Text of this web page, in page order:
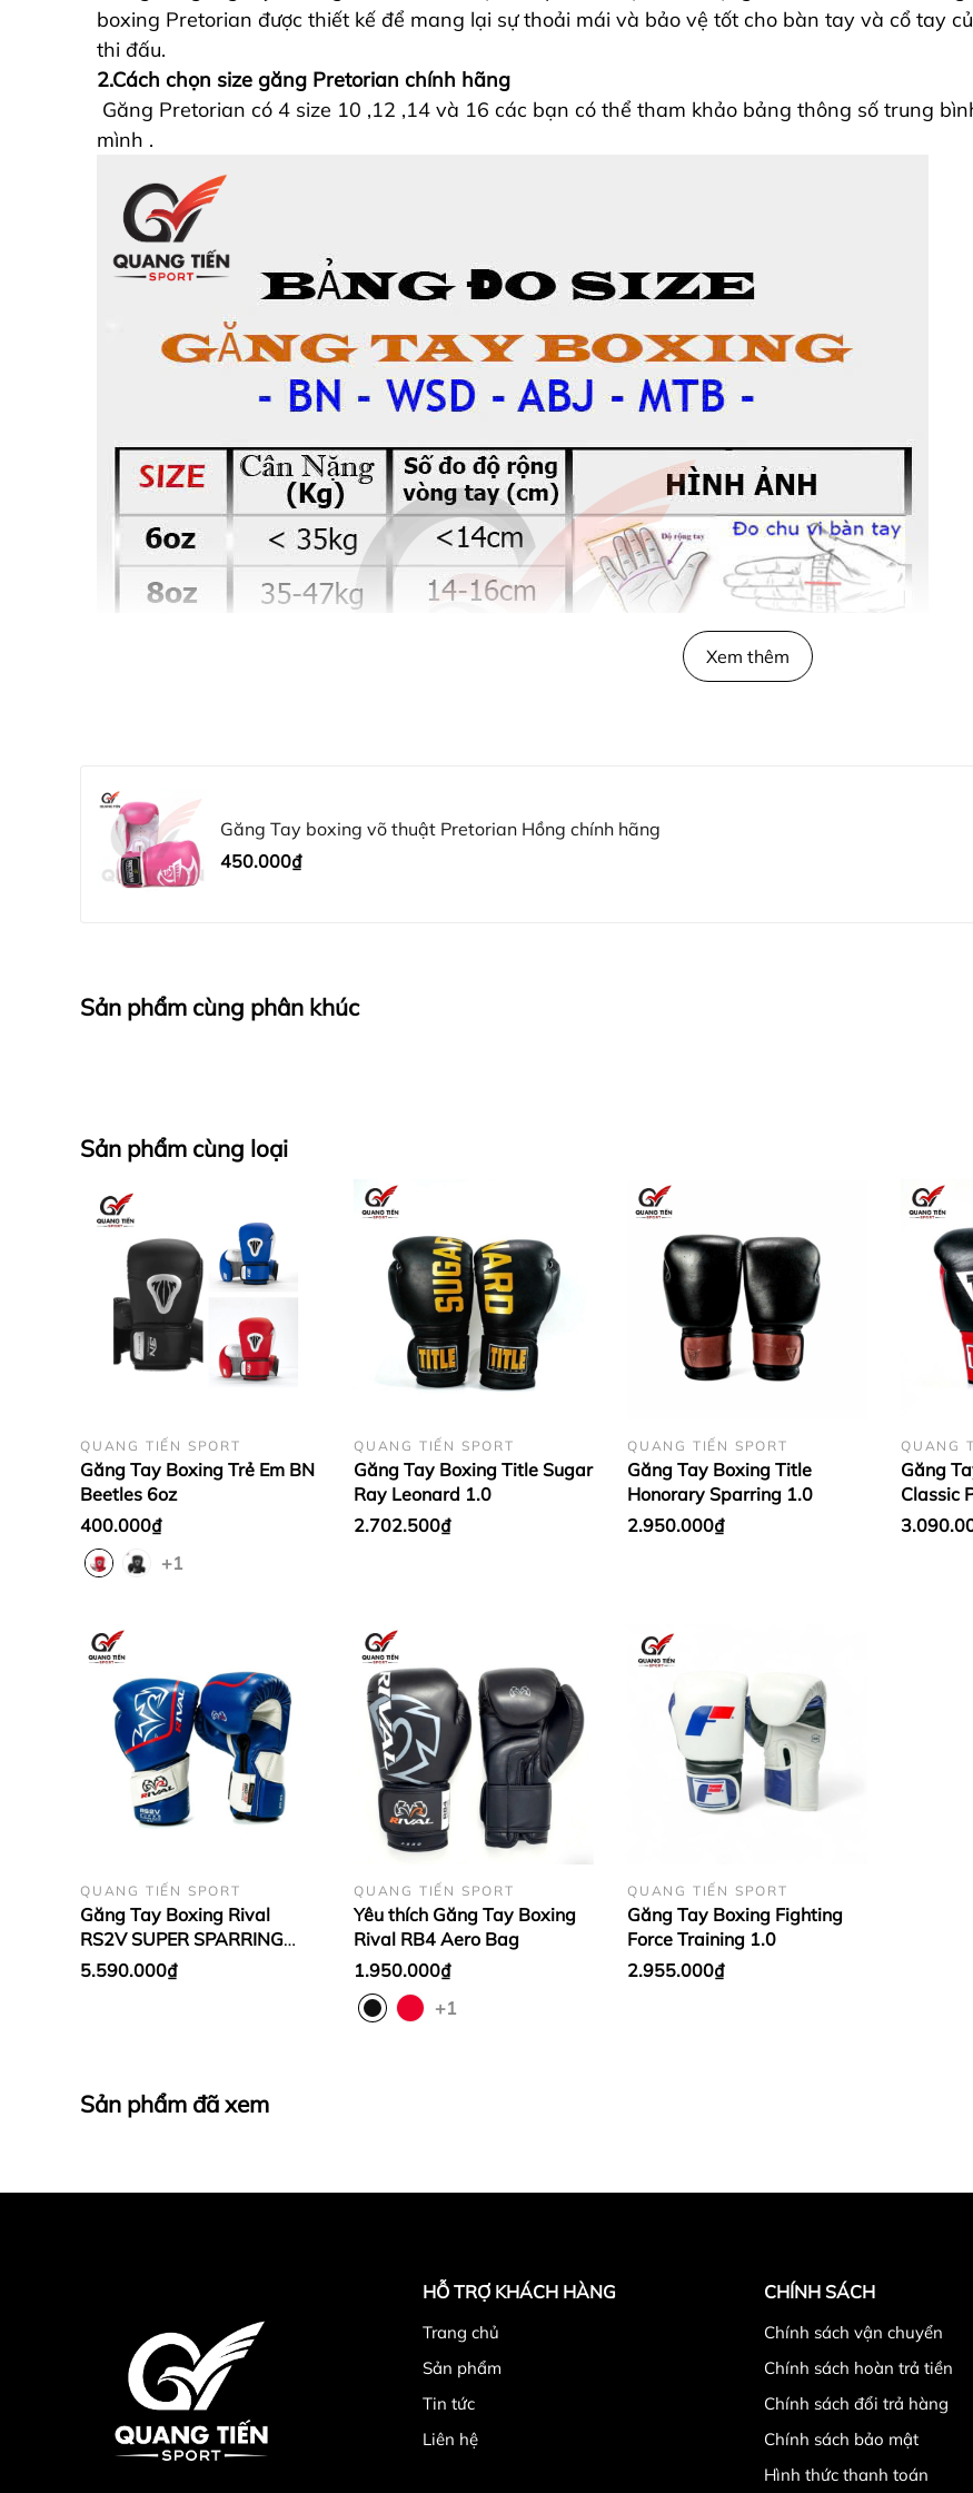
boxing Pretorian được thiết kế để mang lại sự thoải mái và bảo vệ tốt cho bàn tay và cổ tay
thi đấu.
2.Cách chọn size găng Pretorian chính hãng
Găng Pretorian có 4 size 10 ,12 ,14 và 16 các bạn có thể tham khảo bảng thông số trung
mình .
– Chiều dài: 25 cm
– Đóng gói: Túi Simili tiện gọn mang theo người
– Găng tay boxing tập luyện cao cấp bằng da tổng hợp bền bỉ
– Hệ thống thông khi dạng lưới giúp tay mát mẻ và thoáng
– Hình dạng găng thiết kế ôm theo cấu trúc giải phẫu của bàn tay đạt chất lượng hàng
– Chất liệu cao su mềm mại, thông khí tốt phù hợp luyện tập và thi đấu
Video chi tiết sản phẩm:
4 .Địa chỉ muagăng tay boxing Pretorian Hồng chính hãngchất lượng, an
tìm trên google map " Công ty TNHH thể thao Quang Tiến "
. - Điện thoại :0986.728.135 -
từ sáng 8h-11h30, chiều từ 14h-16h)0989.869.855
có zalo ( gọi ngoài giờ hành chính từ
: sieuthitienichgiare@gmail.com
Khách hàng ở tỉnh xa mua hàng vui lòng cọc trước ít tiền vận chuyển hoặc chuyển khoản
Xem thêm
Găng Tay boxing võ thuật Pretorian Hồng chính hãng
450.000₫
Sản phẩm cùng phân khúc
Sản phẩm cùng loại
QUANG TIẾN SPORT
Găng Tay Boxing Trẻ Em BN
Beetles 6oz
400.000₫
+1
QUANG TIẾN SPORT
Găng Tay Boxing Title Sugar
Ray Leonard 1.0
2.702.500₫
QUANG TIẾN SPORT
Găng Tay Boxing Title
Honorary Sparring 1.0
2.950.000₫
QUANG
Găng
Classic
QUANG TIẾN SPORT
Găng Tay Boxing Rival
RS2V SUPER SPARRING
GLOVES 2.0
5.590.000₫
QUANG TIẾN SPORT
Yêu thích Găng Tay Boxing
Rival RB4 Aero Bag
1.950.000₫
+1
QUANG TIẾN SPORT
Găng Tay Boxing Fighting
Force Training 1.0
2.955.000₫
Sản phẩm đã xem
HỖ TRỢ KHÁCH HÀNG
Trang chủ
Sản phẩm
Tin tức
Liên hệ
CHÍNH SÁCH
Chính sách vận chuyển
Chính sách hoàn trả tiền
Chính sách đổi trả hàng
Chính sách bảo mật
Hình thức thanh toán